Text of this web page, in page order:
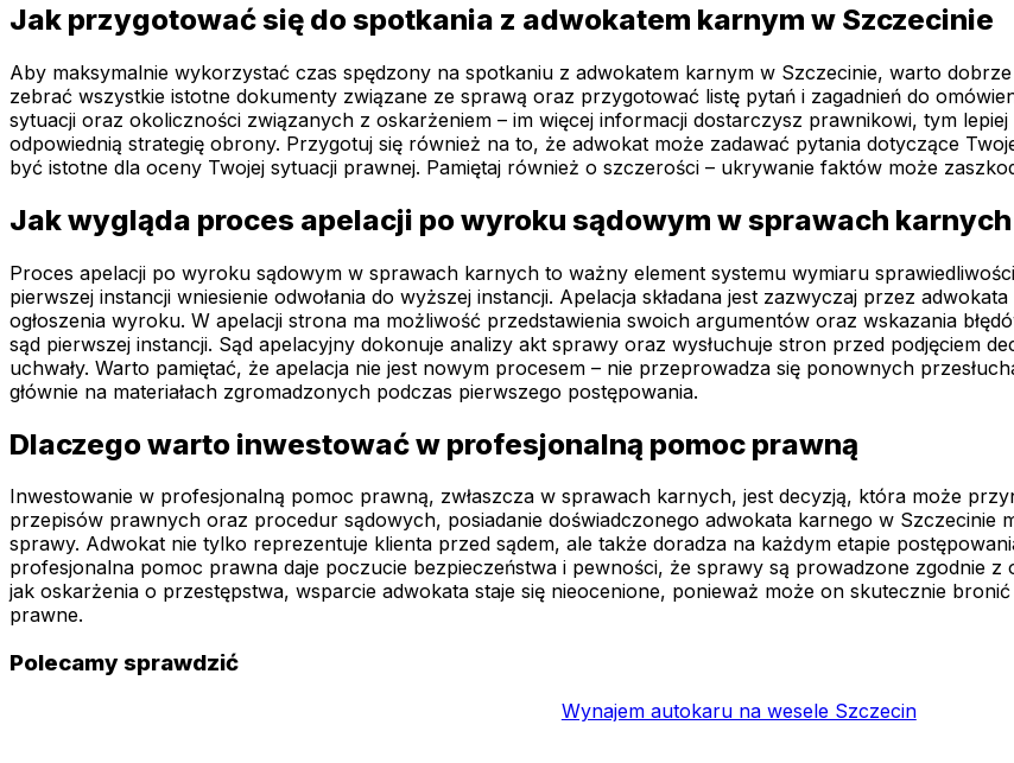
Jak przygotować się do spotkania z adwokatem karnym w Szczecinie
Aby maksymalnie wykorzystać czas spędzony na spotkaniu z adwokatem karnym w Szczecinie, warto
zebrać wszystkie istotne dokumenty związane ze sprawą oraz przygotować listę pytań i zagadnień do
sytuacji oraz okoliczności związanych z oskarżeniem – im więcej informacji dostarczysz prawnikowi, tym
odpowiednią strategię obrony. Przygotuj się również na to, że adwokat może zadawać pytania dotyczące
być istotne dla oceny Twojej sytuacji prawnej. Pamiętaj również o szczerości – ukrywanie faktów może
Jak wygląda proces apelacji po wyroku sądowym w sprawach karnych
Proces apelacji po wyroku sądowym w sprawach karnych to ważny element systemu wymiaru
pierwszej instancji wniesienie odwołania do wyższej instancji. Apelacja składana jest zazwyczaj przez
ogłoszenia wyroku. W apelacji strona ma możliwość przedstawienia swoich argumentów oraz wskazania
sąd pierwszej instancji. Sąd apelacyjny dokonuje analizy akt sprawy oraz wysłuchuje stron przed podjęciem
uchwały. Warto pamiętać, że apelacja nie jest nowym procesem – nie przeprowadza się ponownych
głównie na materiałach zgromadzonych podczas pierwszego postępowania.
Dlaczego warto inwestować w profesjonalną pomoc prawną
Inwestowanie w profesjonalną pomoc prawną, zwłaszcza w sprawach karnych, jest decyzją, która może
przepisów prawnych oraz procedur sądowych, posiadanie doświadczonego adwokata karnego w Szczecinie
sprawy. Adwokat nie tylko reprezentuje klienta przed sądem, ale także doradza na każdym etapie
profesjonalna pomoc prawna daje poczucie bezpieczeństwa i pewności, że sprawy są prowadzone zgodnie
jak oskarżenia o przestępstwa, wsparcie adwokata staje się nieocenione, ponieważ może on skutecznie
prawne.
Polecamy sprawdzić
Wynajem autokaru na wesele Szczecin